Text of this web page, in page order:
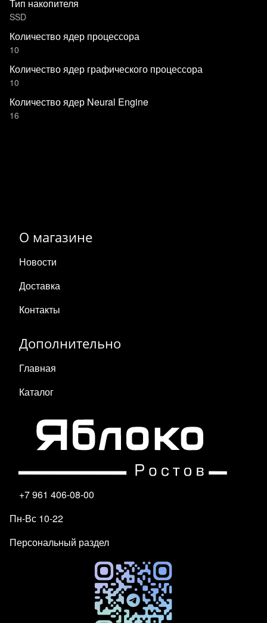
Тип накопителя
SSD
Количество ядер процессора
10
Количество ядер графического процессора
10
Количество ядер Neural Engine
16
О магазине
Новости
Доставка
Контакты
Дополнительно
Главная
Каталог
+7 961 406-08-00
Пн-Вс 10-22
Персональный раздел